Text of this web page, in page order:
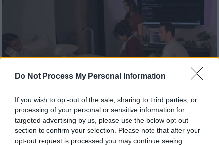
Do Not Process My Personal Information
If you wish to opt-out of the sale, sharing to third parties, or
processing of your personal or sensitive information for
targeted advertising by us, please use the below opt-out
section to confirm your selection. Please note that after your
opt-out request is processed you may continue seeing
Viral|08.10.2025 23:30